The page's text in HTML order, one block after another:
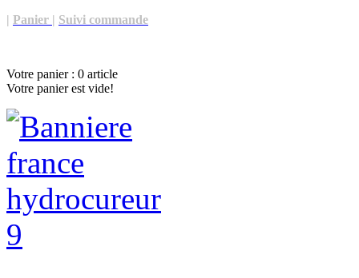
| Panier | Suivi commande
Votre panier : 0 article
Votre panier est vide!